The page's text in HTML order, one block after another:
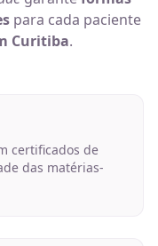
para cada paciente
Curitiba.
certificados de
das matérias-